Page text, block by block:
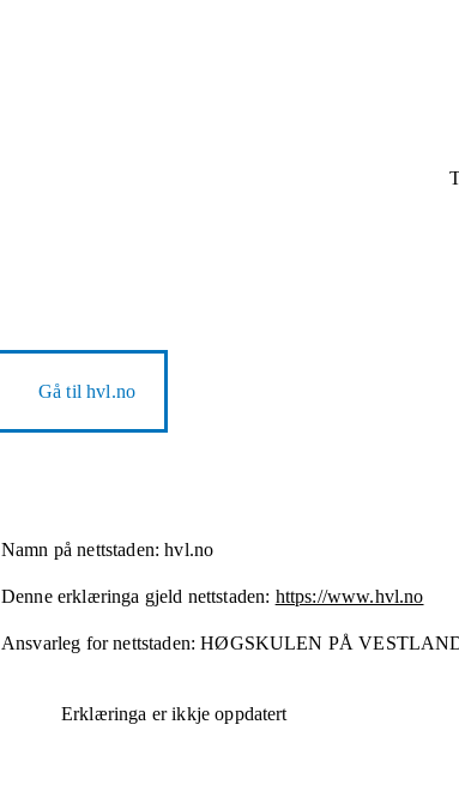
Gå tilhvl.no
Namn på nettstaden: hvl.no
Denne erklæringa gjeld nettstaden: https://www.hvl.no
Ansvarleg for nettstaden: HØGSKULEN PÅ
Erklæringa er ikkje oppdatert